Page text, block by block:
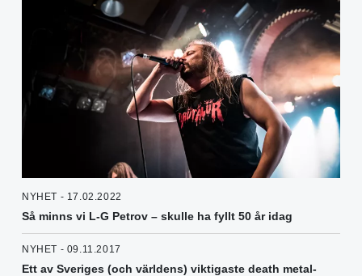
NYHET - 17.02.2022
Så minns vi L-G Petrov – skulle ha fyllt 50 år idag
NYHET - 09.11.2017
Ett av Sveriges (och världens) viktigaste death metal-